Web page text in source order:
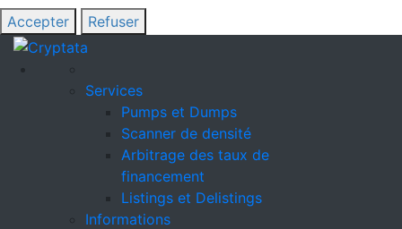
Accepter Refuser
Services
Pumps et Dumps
Scanner de densité
Arbitrage des taux de
financement
Listings et Delistings
Informations